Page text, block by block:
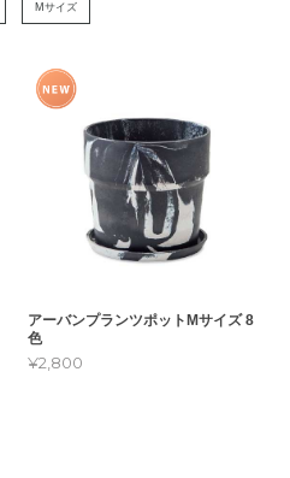
Mサイズ
アーバンプランツポットMサイズ 8
色
¥2,800